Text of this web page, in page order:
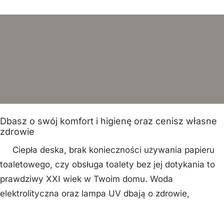
Dbasz o swój komfort i higienę oraz cenisz własne
zdrowie
Ciepła deska, brak konieczności używania papieru
toaletowego, czy obsługa toalety bez jej dotykania to
prawdziwy XXI wiek w Twoim domu. Woda
elektrolityczna oraz lampa UV dbają o zdrowie,